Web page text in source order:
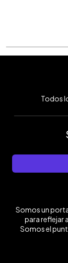
Todos
Somos un
para reflejar
Somos el